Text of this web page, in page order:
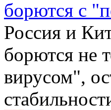
борются с
Россия и
борются не
вирусом",